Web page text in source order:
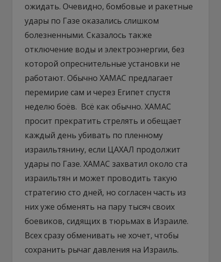
ожидать. Очевидно, бомбовые и ракетные
удары по Газе оказались слишком
болезненными. Сказалось также
отключение воды и электроэнергии, без
которой опреснительные установки не
работают. Обычно ХАМАС предлагает
перемирие сам и через Египет спустя
неделю боёв. Всё как обычно. ХАМАС
просит прекратить стрелять и обещает
каждый день убивать по пленному
израильтянину, если ЦАХАЛ продолжит
удары по Газе. ХАМАС захватил около ста
израильтян и может проводить такую
стратегию сто дней, но согласен часть из
них уже обменять на пару тысяч своих
боевиков, сидящих в тюрьмах в Израиле.
Всех сразу обменивать не хочет, чтобы
сохранить рычаг давления на Израиль.